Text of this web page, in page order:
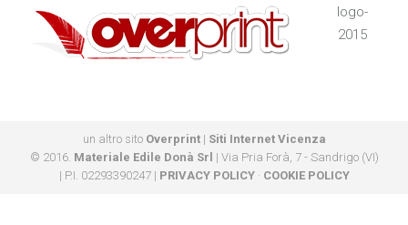
logo-
2015
un altro sito Overprint| Siti Internet Vicenza
© 2016. Materiale Edile Donà Srl | Via Pria Forà, 7 - Sandrigo (VI)
| P.I. 02293390247 | PRIVACY POLICY· COOKIE POLICY